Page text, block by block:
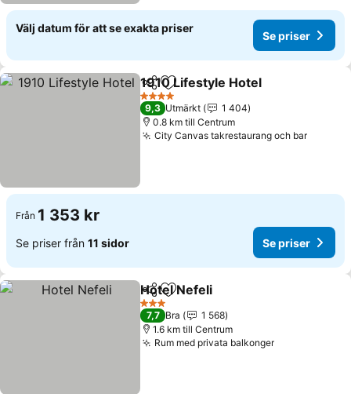
Välj datum för att se exakta priser
Se priser
Dela Lägg till i Mina Favoriter
1910 Lifestyle Hotel
4 Stjärnor
9,3 Utmärkt
1 404
0.8 km till Centrum
City Canvas takrestaurang och barSe
Från 1 353 kr
Se priser från 11 sidor Se priser
Dela Lägg till i Mina Favoriter
Hotel Nefeli
3 Stjärnor
7,7 Bra
1 568
1.6 km till Centrum
Rum med privata balkongerSe priser